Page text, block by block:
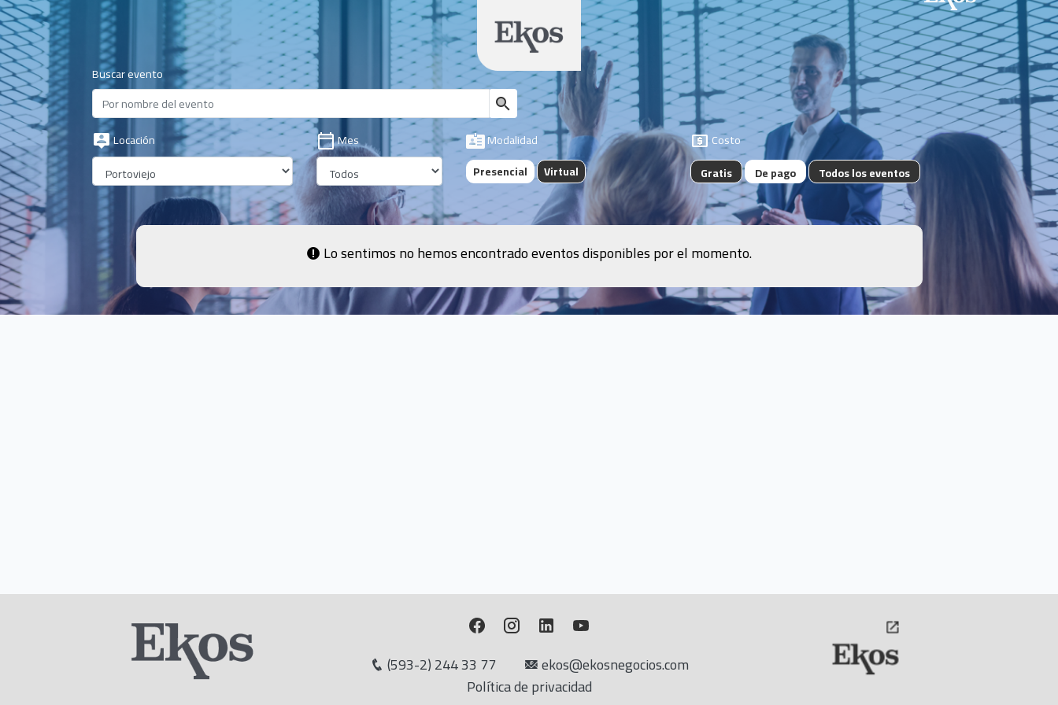
Buscar evento
Locación Mes Modalidad
Presencial Virtual
Costo
Gratis De pago Todos los eventos
Lo sentimos no hemos encontrado eventos disponibles por el momento.
(593-2) 244 33 77
ekos@ekosnegocios.com
Política de privacidad